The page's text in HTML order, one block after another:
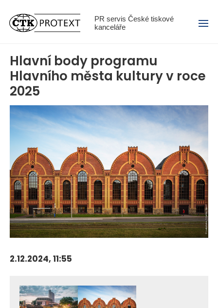
PR servis České tiskové
kanceláře
Menu
Hlavní body programu
Hlavního města kultury v roce
2025
2.12.2024, 11:55